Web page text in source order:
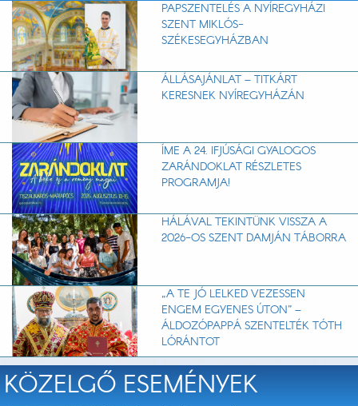
PAPSZENTELÉS A NYÍREGYHÁZI
SZENT MIKLÓS-
SZÉKESEGYHÁZBAN
ÁLLÁSAJÁNLAT – TITKÁRT
KERESNEK NYÍREGYHÁZÁN
ÍME A 24. IFJÚSÁGI GYALOGOS
ZARÁNDOKLAT RÉSZLETES
PROGRAMJA!
HÁLÁVAL TEKINTÜNK VISSZA A
2026-OS SZENT DAMJÁN TÁBORRA
„A TE JÓ LELKED VEZESSEN
ENGEM EGYENES ÚTON” –
ÁLDOZÓPAPPÁ SZENTELTÉK TÓTH
LÓRÁNTOT
KÖZELGŐ ESEMÉNYEK